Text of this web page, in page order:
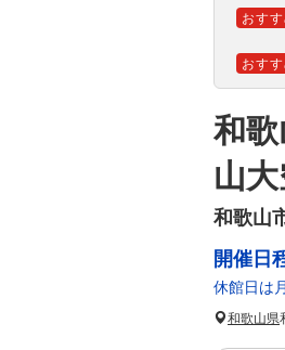
おす
おす
和
山
和歌山
開催日
休館日は
和歌山県